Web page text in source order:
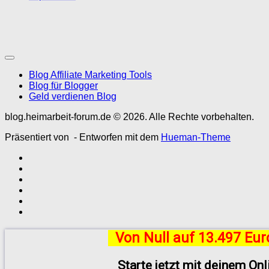
Blog Affiliate Marketing Tools
Blog für Blogger
Geld verdienen Blog
blog.heimarbeit-forum.de © 2026. Alle Rechte vorbehalten.
Präsentiert von - Entworfen mit dem Hueman-Theme
Von Null auf 13.497
Starte jetzt mit deinem